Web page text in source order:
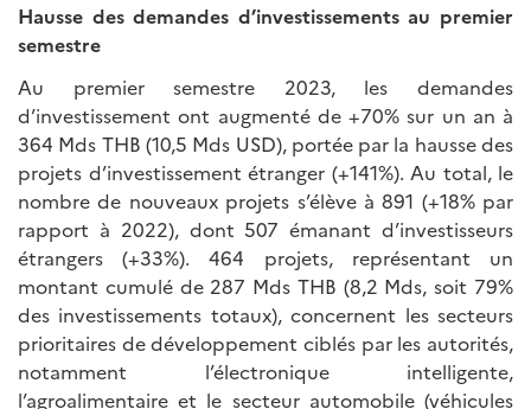
Hausse des demandes d’investissements au premier
semestre
Au premier semestre 2023, les demandes
d’investissement ont augmenté de +70% sur un an à
364 Mds THB (10,5 Mds USD), portée par la hausse des
projets d’investissement étranger (+141%). Au total, le
nombre de nouveaux projets s’élève à 891 (+18% par
rapport à 2022), dont 507 émanant d’investisseurs
étrangers (+33%). 464 projets, représentant un
montant cumulé de 287 Mds THB (8,2 Mds, soit 79%
des investissements totaux), concernent les secteurs
prioritaires de développement ciblés par les autorités,
notamment l’électronique intelligente,
l’agroalimentaire et le secteur automobile (véhicules